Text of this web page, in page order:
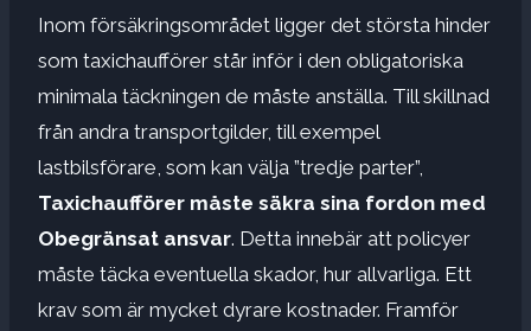
Inom försäkringsområdet ligger det största hinder
som taxichaufförer står inför i den obligatoriska
minimala täckningen de måste anställa. Till skillnad
från andra transportgilder, till exempel
lastbilsförare, som kan välja ”tredje parter”,
Taxichaufförer måste säkra sina fordon med
Obegränsat ansvar. Detta innebär att policyer
måste täcka eventuella skador, hur allvarliga. Ett
krav som är mycket dyrare kostnader. Framför